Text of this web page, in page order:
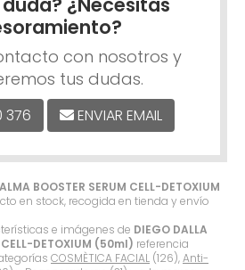
BOOSTER SERUM CELL-DETOXIUM
en stock, recogida en tienda y envío
e imágenes de DIEGO DALLA
CELL-DETOXIUM (50ml) referencia
COSMÈTICA FACIAL (126),Anti-
con nosotros y
tus dudas.
376 ENVIAR EMAIL